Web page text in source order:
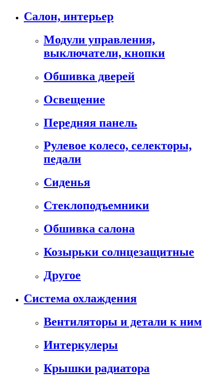
Салон, интерьер
Модули управления,
выключатели, кнопки
Обшивка дверей
Освещение
Передняя панель
Рулевое колесо, селекторы,
педали
Сиденья
Стеклоподъемники
Обшивка салона
Козырьки солнцезащитные
Другое
Система охлаждения
Вентиляторы и детали к ним
Интеркулеры
Крышки радиатора